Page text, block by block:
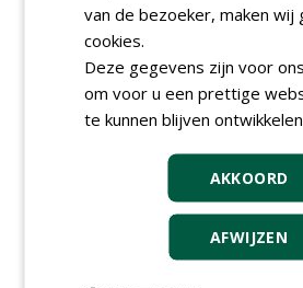
meer Groene
van de bezoeker, maken wij
cookies.
Deze gegevens zijn voor
om voor u een prettige
te kunnen blijven
AKKOORD
AFWIJZEN